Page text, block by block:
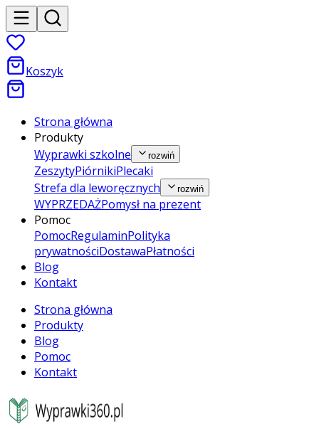
Koszyk
Strona główna
Produkty
Wyprawki szkolne
rozwiń
ZeszytyPiórnikiPlecaki
Strefa dla leworęcznych
rozwiń
WYPRZEDAŻPomysł na prezent
Pomoc
PomocRegulaminPolityka
prywatnościDostawaPłatności
Blog
Kontakt
Strona główna
Produkty
Blog
Pomoc
Kontakt